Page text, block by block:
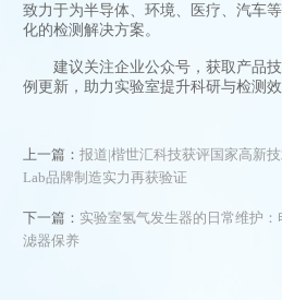
致力于为半导体、环境、医疗、汽车
化的检测解决方案。
建议关注企业公众号，获取产品技
例更新，助力实验室提升科研与检测效
上一篇： 报道|楷世汇科技获评国家高新
Lab品牌制造实力再获验证
下一篇： 实验室氢气发生器的日常维护
滤器保养